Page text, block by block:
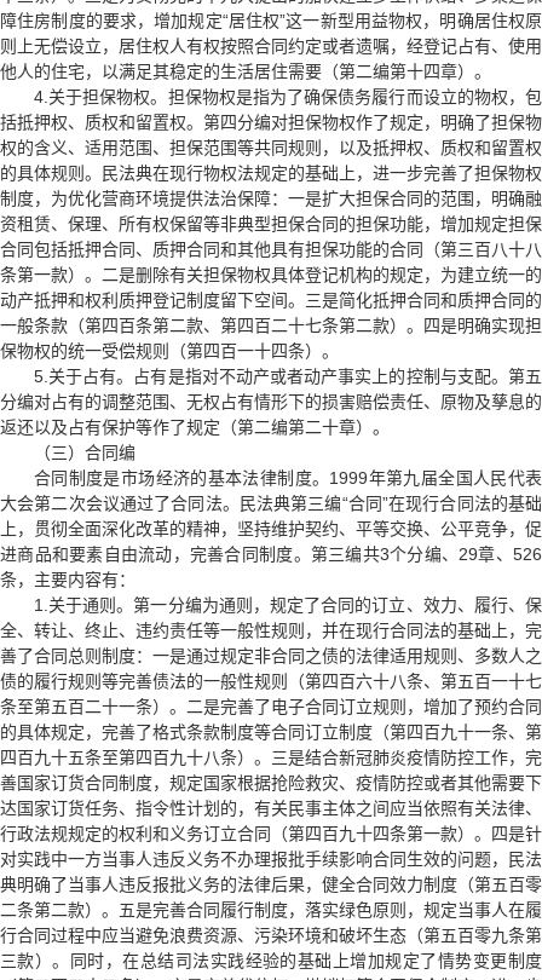
障住房制度的要求，增加规定“居住权”这一新型用益物权，明确居住权原
则上无偿设立，居住权人有权按照合同约定或者遗嘱，经登记占有、使用
他人的住宅，以满足其稳定的生活居住需要（第二编第十四章）。
4.关于担保物权。担保物权是指为了确保债务履行而设立的物权，包
括抵押权、质权和留置权。第四分编对担保物权作了规定，明确了担保物
权的含义、适用范围、担保范围等共同规则，以及抵押权、质权和留置权
的具体规则。民法典在现行物权法规定的基础上，进一步完善了担保物权
制度，为优化营商环境提供法治保障：一是扩大担保合同的范围，明确融
资租赁、保理、所有权保留等非典型担保合同的担保功能，增加规定担保
合同包括抵押合同、质押合同和其他具有担保功能的合同（第三百八十八
条第一款）。二是删除有关担保物权具体登记机构的规定，为建立统一的
动产抵押和权利质押登记制度留下空间。三是简化抵押合同和质押合同的
一般条款（第四百条第二款、第四百二十七条第二款）。四是明确实现担
保物权的统一受偿规则（第四百一十四条）。
5.关于占有。占有是指对不动产或者动产事实上的控制与支配。第五
分编对占有的调整范围、无权占有情形下的损害赔偿责任、原物及孳息的
返还以及占有保护等作了规定（第二编第二十章）。
（三）合同编
合同制度是市场经济的基本法律制度。1999年第九届全国人民代表
大会第二次会议通过了合同法。民法典第三编“合同”在现行合同法的基础
上，贯彻全面深化改革的精神，坚持维护契约、平等交换、公平竞争，促
进商品和要素自由流动，完善合同制度。第三编共3个分编、29章、526
条，主要内容有：
1.关于通则。第一分编为通则，规定了合同的订立、效力、履行、保
全、转让、终止、违约责任等一般性规则，并在现行合同法的基础上，完
善了合同总则制度：一是通过规定非合同之债的法律适用规则、多数人之
债的履行规则等完善债法的一般性规则（第四百六十八条、第五百一十七
条至第五百二十一条）。二是完善了电子合同订立规则，增加了预约合同
的具体规定，完善了格式条款制度等合同订立制度（第四百九十一条、第
四百九十五条至第四百九十八条）。三是结合新冠肺炎疫情防控工作，完
善国家订货合同制度，规定国家根据抢险救灾、疫情防控或者其他需要下
达国家订货任务、指令性计划的，有关民事主体之间应当依照有关法律、
行政法规规定的权利和义务订立合同（第四百九十四条第一款）。四是针
对实践中一方当事人违反义务不办理报批手续影响合同生效的问题，民法
典明确了当事人违反报批义务的法律后果，健全合同效力制度（第五百零
二条第二款）。五是完善合同履行制度，落实绿色原则，规定当事人在履
行合同过程中应当避免浪费资源、污染环境和破坏生态（第五百零九条第
三款）。同时，在总结司法实践经验的基础上增加规定了情势变更制度